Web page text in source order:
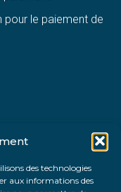
des technologies
aux informations des
pour le paiement de